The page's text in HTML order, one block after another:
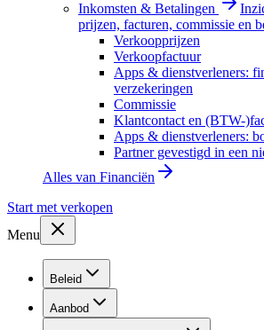
Inkomsten & Betalingen
prijzen, facturen, commissie en
Verkoopprijzen
Verkoopfactuur
Apps & dienstverleners:
verzekeringen
Commissie
Klantcontact en (BTW-
Apps & dienstverleners:
Partner gevestigd in een
Alles van Financiën
Start met verkopen
Menu
Beleid
Aanbod